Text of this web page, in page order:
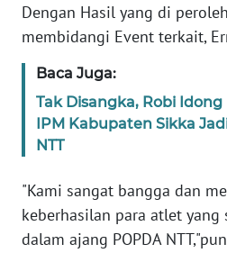
Dengan Hasil yang di
membidangi Event terkait,
Baca Juga:
Tak Disangka, Robi
IPM Kabupaten Sikka
NTT
"Kami sangat bangga dan
keberhasilan para atlet yang
dalam ajang POPDA
WN
WN
NTT
KEPRI
PAPUA